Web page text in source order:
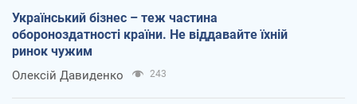
Український бізнес – теж частина
обороноздатності країни. Не віддавайте їхній
ринок чужим
Олексій Давиденко 243